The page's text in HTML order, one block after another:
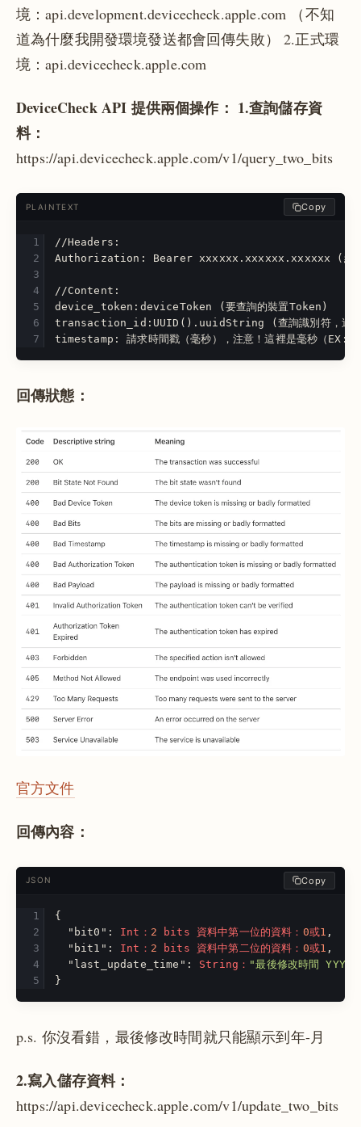
境：api.development.devicecheck.apple.com
（不知
道為什麼我開發環境發送都會回傳失敗）
2.正式環
境：api.devicecheck.apple.com
DeviceCheck API 提供兩個操作： 1.查詢儲存資
料：
https://api.devicecheck.apple.com/v1/query_two_bits
PLAINTEXT Copy
//Headers:
Authorization: Bearer xxxxxx.xxxxxx.xxxxxx (組合
//Content:
device_token:deviceToken (要查詢的裝置Token)
transaction_id:UUID().uuidString (查詢識別符，這裡
timestamp: 請求時間戳（毫秒），注意！這裡是毫秒（EX:
回傳狀態：
官方文件
回傳內容：
JSON Copy
{
"bit0" : Int： 2 bits 資料中第一位的資料： 0或1 ,
"bit1" : Int： 2 bits 資料中第二位的資料： 0或1 ,
"last_update_time" : String： "最後修改時間 YYYY-
}
p.s. 你沒看錯，最後修改時間就只能顯示到年-月
2.寫入儲存資料：
https://api.devicecheck.apple.com/v1/update_two_bits